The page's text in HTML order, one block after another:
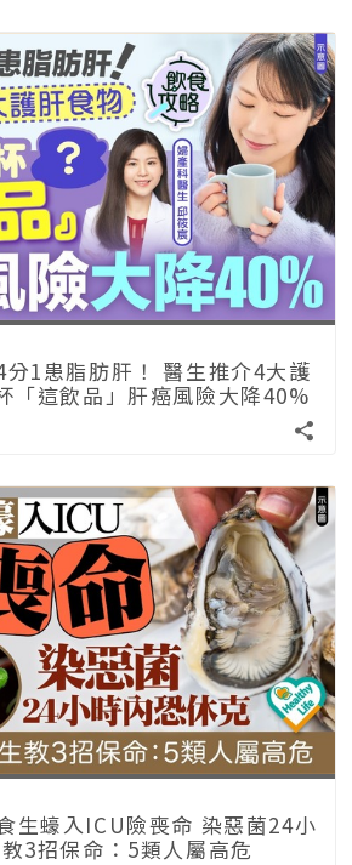
1患脂肪肝！ 醫生推介4大護
「這飲品」肝癌風險大降40%
生蠔入ICU險喪命 染惡菌24小
3招保命：5類人屬高危